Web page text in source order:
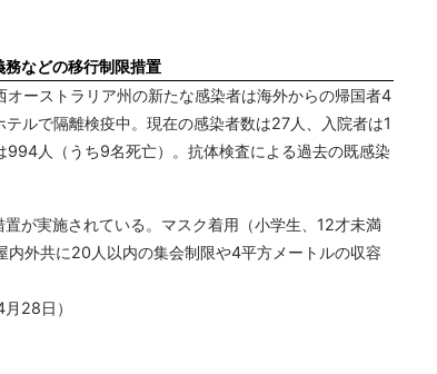
などの移行制限措置
ーストラリア州の新たな感染者は海外からの帰国者4
ルで隔離検疫中。現在の感染者数は27人、入院者は1
人（うち9名死亡）。抗体検査による過去の既感染
が実施されている。マスク着用（小学生、12才未満
外共に20人以内の集会制限や4平方メートルの収容
28日）